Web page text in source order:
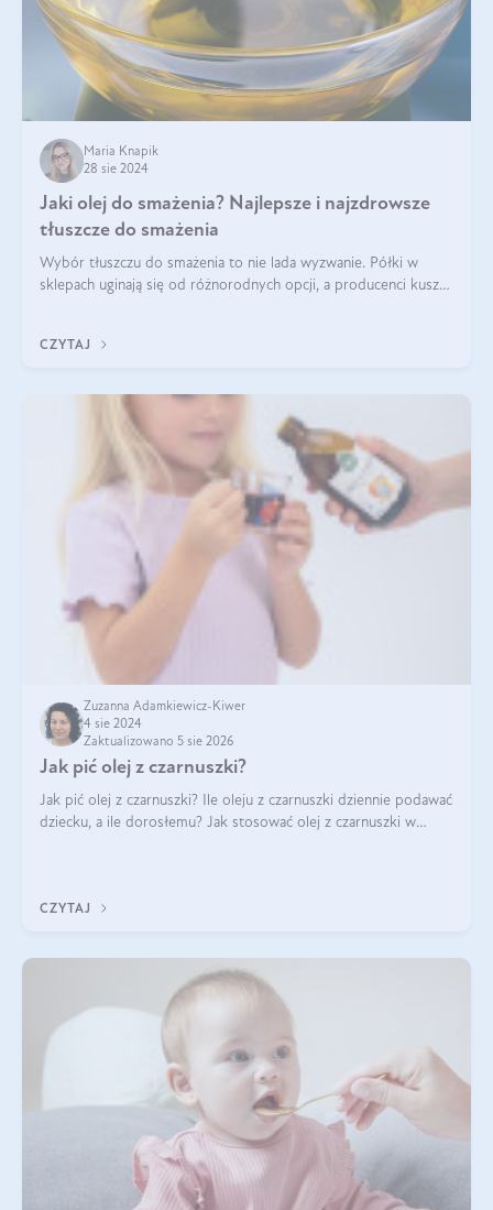
Maria Knapik
28 sie 2024
Jaki olej do smażenia? Najlepsze i najzdrowsze
tłuszcze do smażenia
Wybór tłuszczu do smażenia to nie lada wyzwanie. Półki w
sklepach uginają się od różnorodnych opcji, a producenci kuszą
CZYTAJ
Zuzanna Adamkiewicz-Kiwer
4 sie 2024
Zaktualizowano 5 sie 2026
Jak pić olej z czarnuszki?
Jak pić olej z czarnuszki? Ile oleju z czarnuszki dziennie podawać
dziecku, a ile dorosłemu? Jak stosować olej z czarnuszki w
CZYTAJ